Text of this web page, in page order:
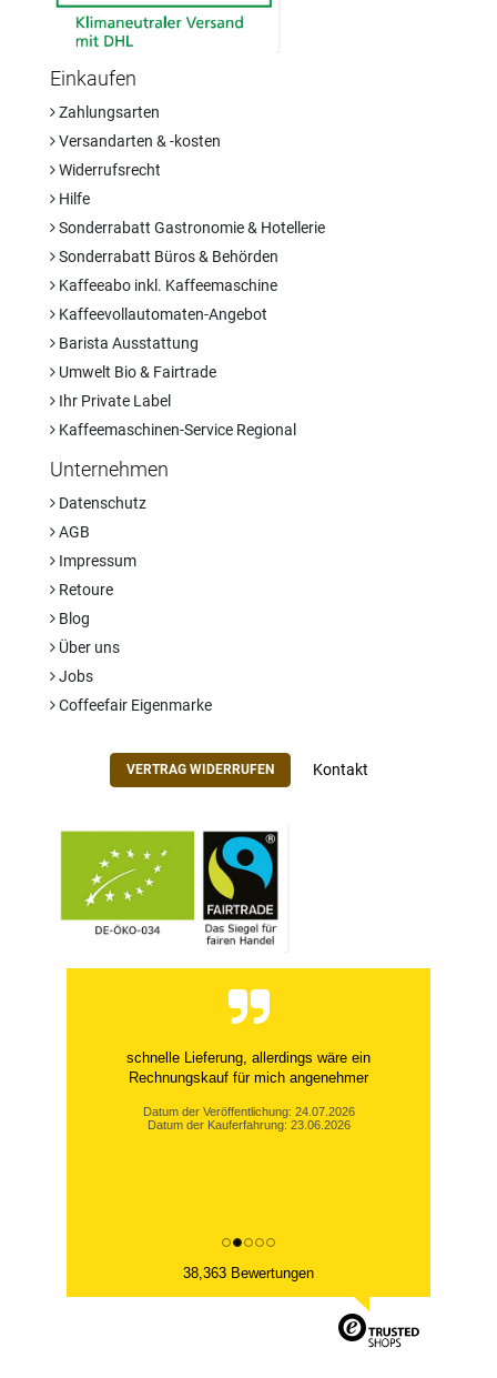
Einkaufen
Zahlungsarten
Versandarten & -kosten
Widerrufsrecht
Hilfe
Sonderrabatt Gastronomie & Hotellerie
Sonderrabatt Büros & Behörden
Kaffeeabo inkl. Kaffeemaschine
Kaffeevollautomaten-Angebot
Barista Ausstattung
Umwelt Bio & Fairtrade
Ihr Private Label
Kaffeemaschinen-Service Regional
Unternehmen
Datenschutz
AGB
Impressum
Retoure
Blog
Über uns
Jobs
Coffeefair Eigenmarke
VERTRAG WIDERRUFEN Kontakt
schnelle Lieferung, allerdings wäre ein
Rechnungskauf für mich angenehmer
Datum der Veröffentlichung: 24.07.2026
Datum der Kauferfahrung: 23.06.2026
38,363 Bewertungen